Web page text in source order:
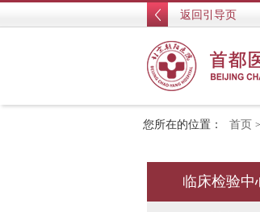
返回引导页
您所在的位置： 首页
临床检验中